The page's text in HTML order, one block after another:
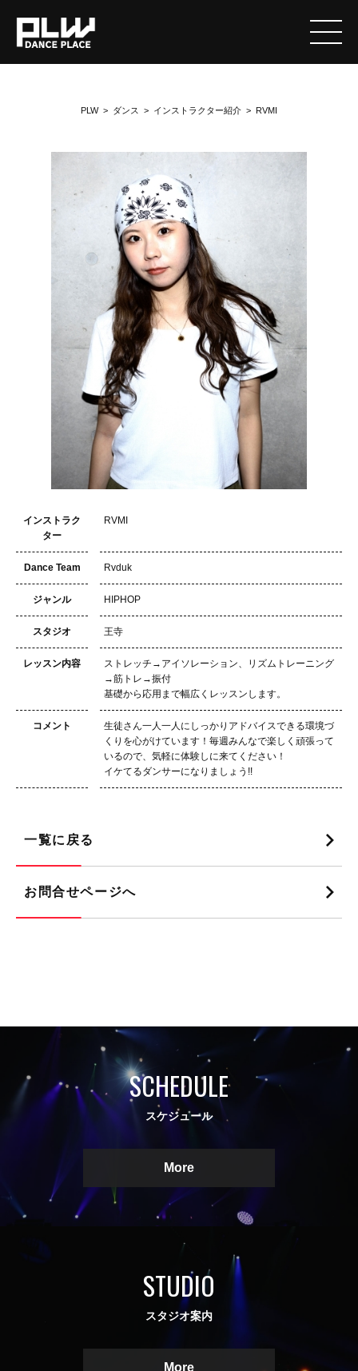
PLW> ダンス > インストラクター紹介 > RVMI
インストラク
ター
RVMI
Dance Team Rvduk
ジャンル HIPHOP
スタジオ 王寺
レッスン内容
ストレッチ→アイソレーション、リズムトレーニング
→筋トレ→振付
基礎から応用まで幅広くレッスンします。
コメント
生徒さん一人一人にしっかりアドバイスできる環境づ
くりを心がけています！毎週みんなで楽しく頑張って
いるので、気軽に体験しに来てください！
イケてるダンサーになりましょう!!
一覧に戻る
お問合せページへ
SCHEDULE
スケジュール
More
STUDIO
スタジオ案内
More